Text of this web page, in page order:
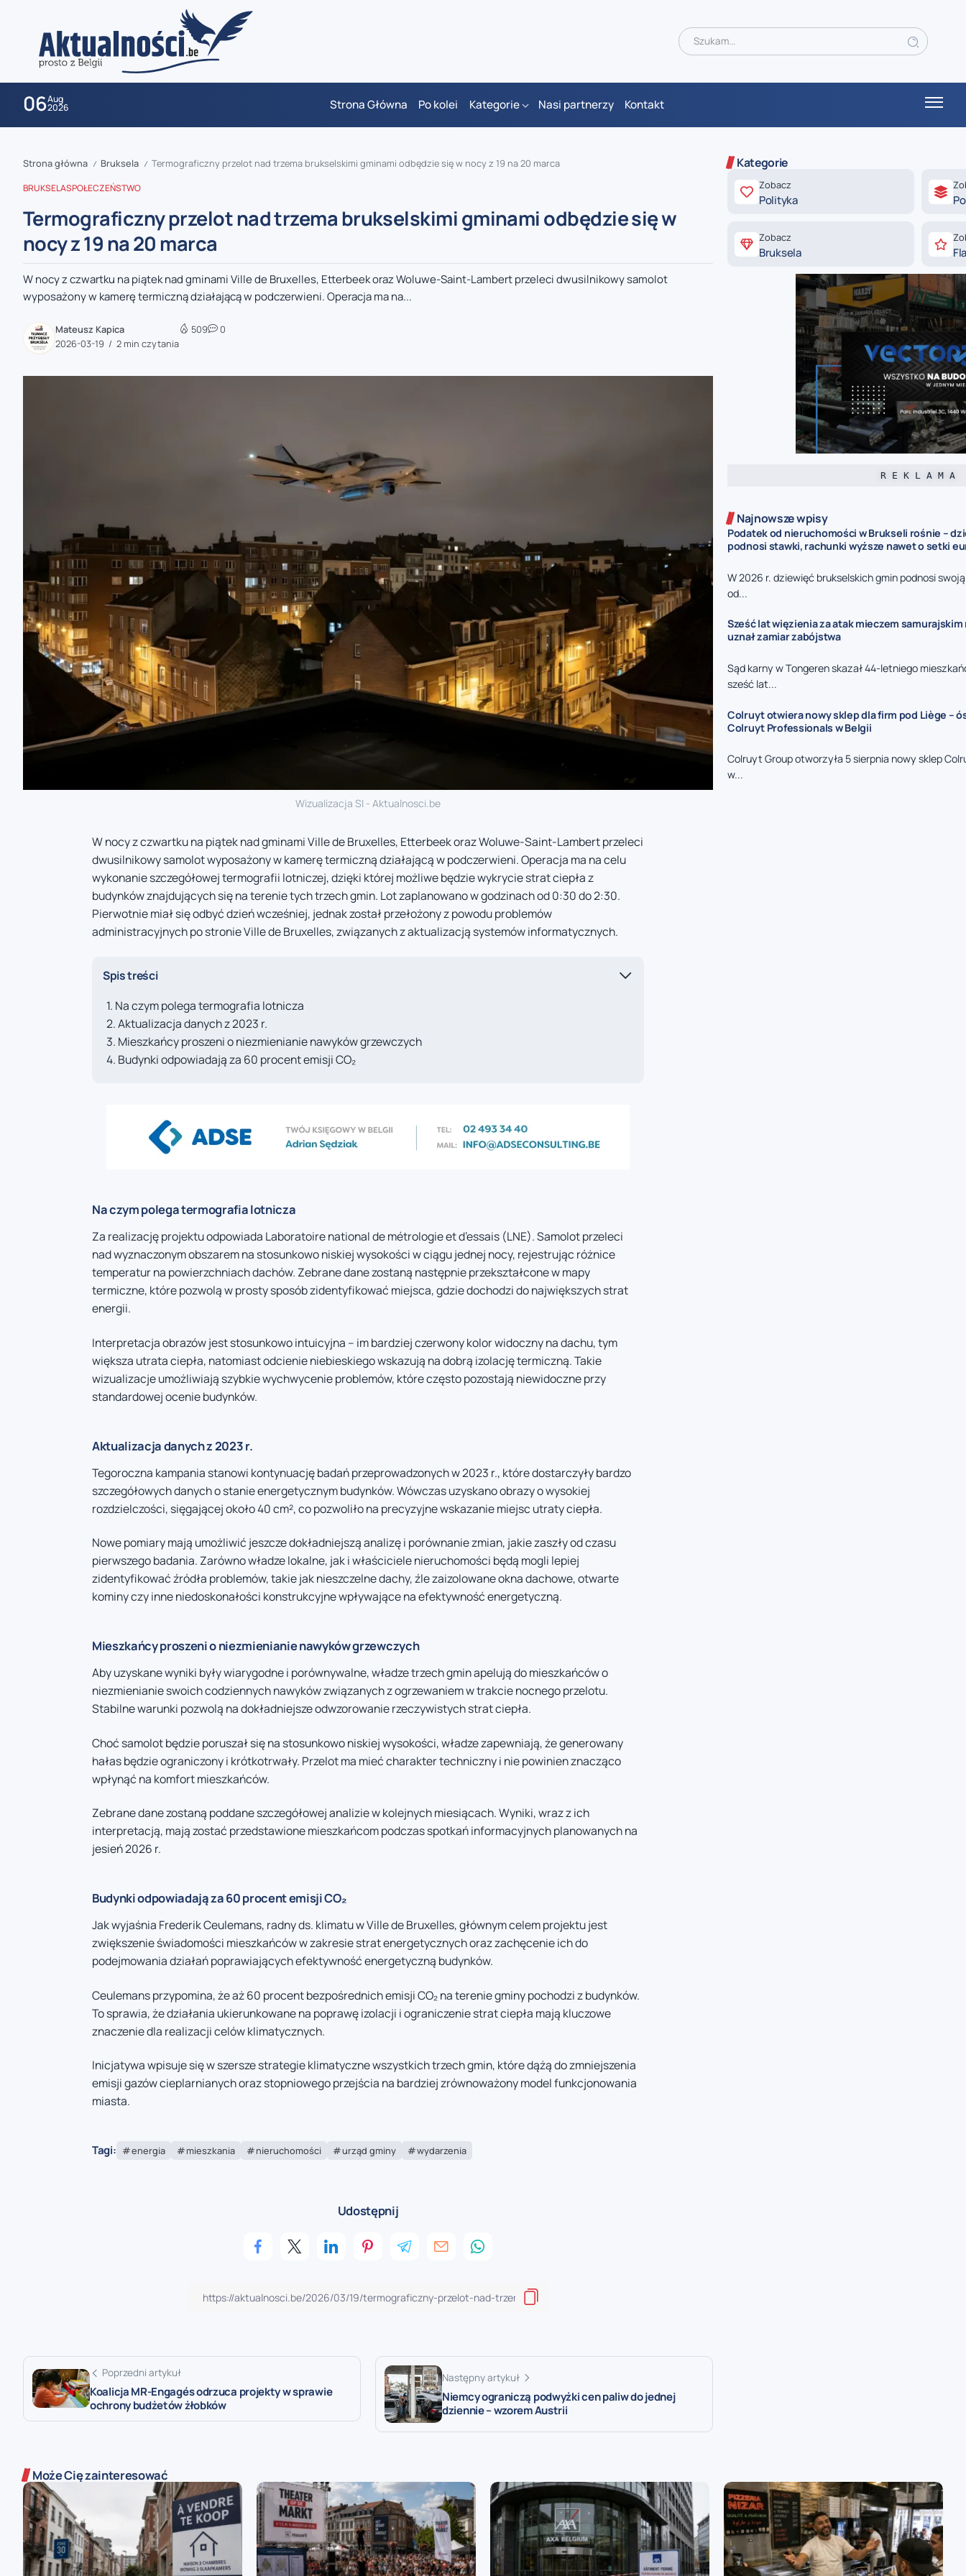
06Aug
2026 Strona Główna Po kolei Kategorie Nasi partnerzy Kontakt
zaobserwuj nas
zaobserwuj nas
zaobserwuj nas
Strona główna / Bruksela / Termograficzny przelot nad trzema brukselskimi gminami odbędzie się w nocy z 19 na 20 marca
BRUKSELASPOŁECZEŃSTWO
Termograficzny przelot nad trzema brukselskimi gminami odbędzie się w
nocy z 19 na 20 marca
W nocy z czwartku na piątek nad gminami Ville de Bruxelles, Etterbeek oraz Woluwe-Saint-Lambert przeleci dwusilnikowy samolot
wyposażony w kamerę termiczną działającą w podczerwieni. Operacja ma na...
Mateusz Kapica
2026-03-19
2 min czytania
509 0
Wizualizacja SI - Aktualnosci.be
W nocy z czwartku na piątek nad gminami Ville de Bruxelles, Etterbeek oraz Woluwe-Saint-Lambert przeleci
dwusilnikowy samolot wyposażony w kamerę termiczną działającą w podczerwieni. Operacja ma na celu
wykonanie szczegółowej termografii lotniczej, dzięki której możliwe będzie wykrycie strat ciepła z
budynków znajdujących się na terenie tych trzech gmin. Lot zaplanowano w godzinach od 0:30 do 2:30.
Pierwotnie miał się odbyć dzień wcześniej, jednak został przełożony z powodu problemów
administracyjnych po stronie Ville de Bruxelles, związanych z aktualizacją systemów informatycznych.
Spis treści
Na czym polega termografia lotnicza
Aktualizacja danych z 2023 r.
Mieszkańcy proszeni o niezmienianie nawyków grzewczych
Budynki odpowiadają za 60 procent emisji CO₂
Na czym polega termografia lotnicza
Za realizację projektu odpowiada Laboratoire national de métrologie et d’essais (LNE). Samolot przeleci
nad wyznaczonym obszarem na stosunkowo niskiej wysokości w ciągu jednej nocy, rejestrując różnice
temperatur na powierzchniach dachów. Zebrane dane zostaną następnie przekształcone w mapy
termiczne, które pozwolą w prosty sposób zidentyfikować miejsca, gdzie dochodzi do największych strat
energii.
Interpretacja obrazów jest stosunkowo intuicyjna – im bardziej czerwony kolor widoczny na dachu, tym
większa utrata ciepła, natomiast odcienie niebieskiego wskazują na dobrą izolację termiczną. Takie
wizualizacje umożliwiają szybkie wychwycenie problemów, które często pozostają niewidoczne przy
standardowej ocenie budynków.
Aktualizacja danych z 2023 r.
Tegoroczna kampania stanowi kontynuację badań przeprowadzonych w 2023 r., które dostarczyły bardzo
szczegółowych danych o stanie energetycznym budynków. Wówczas uzyskano obrazy o wysokiej
rozdzielczości, sięgającej około 40 cm², co pozwoliło na precyzyjne wskazanie miejsc utraty ciepła.
Nowe pomiary mają umożliwić jeszcze dokładniejszą analizę i porównanie zmian, jakie zaszły od czasu
pierwszego badania. Zarówno władze lokalne, jak i właściciele nieruchomości będą mogli lepiej
zidentyfikować źródła problemów, takie jak nieszczelne dachy, źle zaizolowane okna dachowe, otwarte
kominy czy inne niedoskonałości konstrukcyjne wpływające na efektywność energetyczną.
Mieszkańcy proszeni o niezmienianie nawyków grzewczych
Aby uzyskane wyniki były wiarygodne i porównywalne, władze trzech gmin apelują do mieszkańców o
niezmienianie swoich codziennych nawyków związanych z ogrzewaniem w trakcie nocnego przelotu.
Stabilne warunki pozwolą na dokładniejsze odwzorowanie rzeczywistych strat ciepła.
Choć samolot będzie poruszał się na stosunkowo niskiej wysokości, władze zapewniają, że generowany
hałas będzie ograniczony i krótkotrwały. Przelot ma mieć charakter techniczny i nie powinien znacząco
wpłynąć na komfort mieszkańców.
Zebrane dane zostaną poddane szczegółowej analizie w kolejnych miesiącach. Wyniki, wraz z ich
interpretacją, mają zostać przedstawione mieszkańcom podczas spotkań informacyjnych planowanych na
jesień 2026 r.
Budynki odpowiadają za 60 procent emisji CO₂
Jak wyjaśnia Frederik Ceulemans, radny ds. klimatu w Ville de Bruxelles, głównym celem projektu jest
zwiększenie świadomości mieszkańców w zakresie strat energetycznych oraz zachęcenie ich do
podejmowania działań poprawiających efektywność energetyczną budynków.
Ceulemans przypomina, że aż 60 procent bezpośrednich emisji CO₂ na terenie gminy pochodzi z budynków.
To sprawia, że działania ukierunkowane na poprawę izolacji i ograniczenie strat ciepła mają kluczowe
znaczenie dla realizacji celów klimatycznych.
Inicjatywa wpisuje się w szersze strategie klimatyczne wszystkich trzech gmin, które dążą do zmniejszenia
emisji gazów cieplarnianych oraz stopniowego przejścia na bardziej zrównoważony model funkcjonowania
miasta.
Tagi: energia mieszkania nieruchomości urząd gminy wydarzenia
Udostępnij
Poprzedni artykuł
Koalicja MR-Engagés odrzuca projekty w sprawie
ochrony budżetów żłobków
Następny artykuł
Niemcy ograniczą podwyżki cen paliw do jednej
dziennie – wzorem Austrii
Kategorie
Zobacz
Polityka
Zobacz
Bruksela
R E K L A M A
Najnowsze wpisy
Podatek od nieruchomości w Brukseli rośnie –
podnosi stawki, rachunki wyższe nawet o setki
W 2026 r. dziewięć brukselskich gmin podnosi
od...
Sześć lat więzienia za atak mieczem samurajskim
uznał zamiar zabójstwa
Sąd karny w Tongeren skazał 44-letniego
sześć lat...
Colruyt otwiera nowy sklep dla firm pod Liège –
Colruyt Professionals w Belgii
Colruyt Group otworzyła 5 sierpnia nowy sklep
w...
Może Cię zainteresować